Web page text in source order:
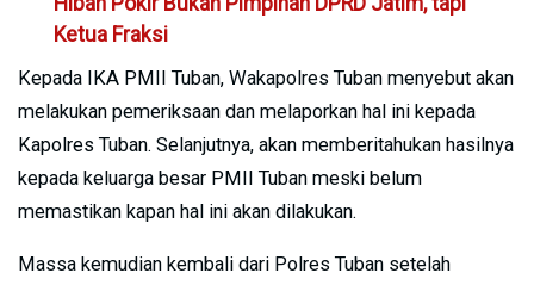
Ketua Fraksi
Kepada IKA PMII Tuban, Wakapolres Tuban menyebut akan
melakukan pemeriksaan dan melaporkan hal ini kepada
Kapolres Tuban. Selanjutnya, akan memberitahukan hasilnya
kepada keluarga besar PMII Tuban meski belum
memastikan kapan hal ini akan dilakukan.
Massa kemudian kembali dari Polres Tuban setelah